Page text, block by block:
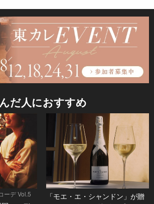
だ人におすすめ
ーデ Vol.5
「モエ・エ・シャンドン」が贈